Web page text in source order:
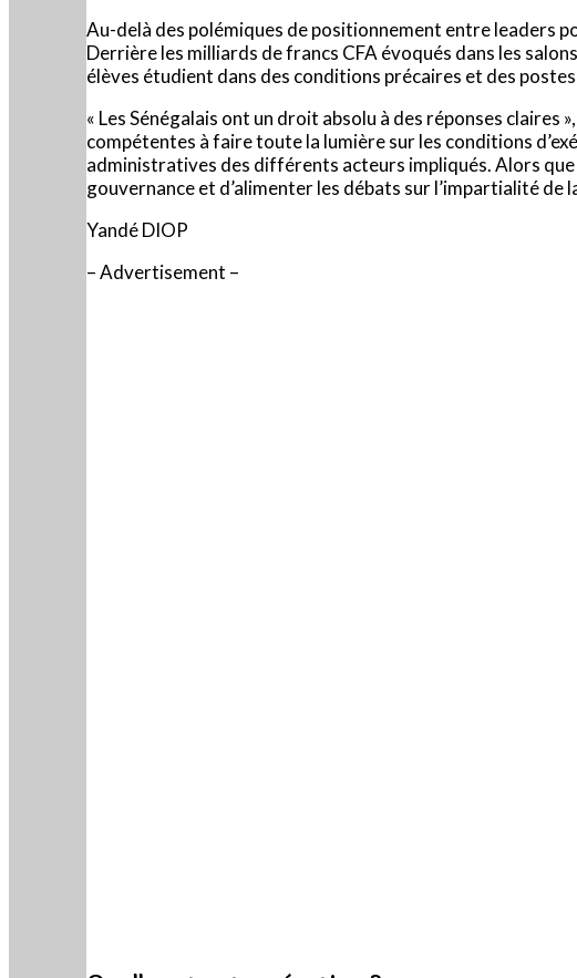
Au-delà des polémiques de positionnement entre leaders
Derrière les milliards de francs CFA évoqués dans les
élèves étudient dans des conditions précaires et des
« Les Sénégalais ont un droit absolu à des réponses
compétentes à faire toute la lumière sur les conditions
administratives des différents acteurs impliqués. Alors que
gouvernance et d’alimenter les débats sur l’impartialité de
Yandé DIOP
– Advertisement –